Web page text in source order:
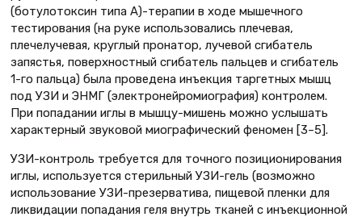
(ботулотоксин типа А)-терапии в ходе мышечного
тестирования (на руке использовались плечевая,
плечелучевая, круглый пронатор, лучевой сгибатель
запястья, поверхностный сгибатель пальцев и сгибатель
1-го пальца) была проведена инъекция таргетных мышц
под УЗИ и ЭНМГ (электронейромиография) контролем.
При попадании иглы в мышцу-мишень можно услышать
характерный звуковой миографический феномен [3–5].
УЗИ-контроль требуется для точного позиционирования
иглы, используется стерильный УЗИ-гель (возможно
использование УЗИ-презерватива, пищевой пленки для
ликвидации попадания геля внутрь тканей с инъекционной